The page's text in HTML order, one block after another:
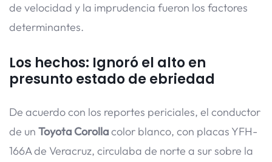
de velocidad y la imprudencia fueron los factores
determinantes.
Los hechos: Ignoró el alto en
presunto estado de ebriedad
De acuerdo con los reportes periciales, el conductor
de un Toyota Corollacolor blanco, con placas YFH-
166A de Veracruz, circulaba de norte a sur sobre la